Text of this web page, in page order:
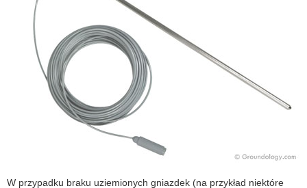
W przypadku braku uziemionych gniazdek (na przykład niektóre